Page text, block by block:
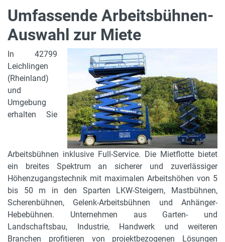
Umfassende Arbeitsbühnen-
Auswahl zur Miete
In 42799
Leichlingen
(Rheinland)
und
Umgebung
erhalten Sie
Arbeitsbühnen inklusive Full-Service. Die Mietflotte bietet
ein breites Spektrum an sicherer und zuverlässiger
Höhenzugangstechnik mit maximalen Arbeitshöhen von 5
bis 50 m in den Sparten LKW-Steigern, Mastbühnen,
Scherenbühnen, Gelenk-Arbeitsbühnen und Anhänger-
Hebebühnen. Unternehmen aus Garten- und
Landschaftsbau, Industrie, Handwerk und weiteren
Branchen profitieren von projektbezogenen Lösungen